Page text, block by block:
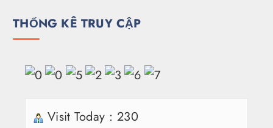
THỐNG KÊ TRUY CẬP
Visit Today : 230